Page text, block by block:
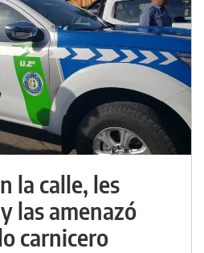
la calle, les
las amenazó
carnicero